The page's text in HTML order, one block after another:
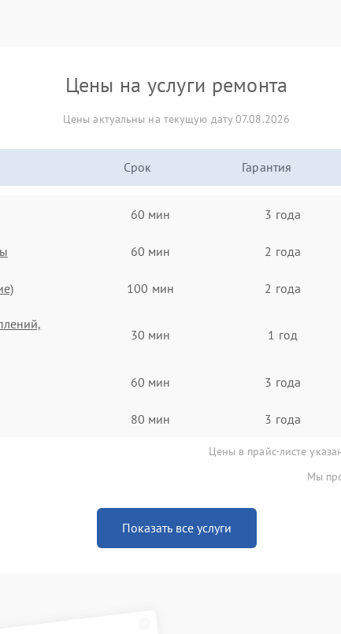
Цены на услуги ремонта
Цены актуальны на текущую дату 07.08.2026
Срок Гарантия
60 мин 3 года
60 мин 2 года
100 мин 2 года
30 мин 1 год
60 мин 3 года
80 мин 3 года
Цены в прайс-листе
Мы
Показать все услуги